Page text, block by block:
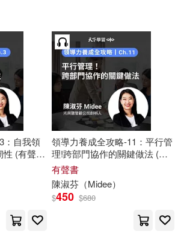
品(13)
/繪(13)
-
：自我領
性 (有聲
領導力養成全攻略-11：平行管
理!跨部門協作的關鍵做法 (有
聲書)
有聲書
陳淑芬 （Midee）
$450 $680